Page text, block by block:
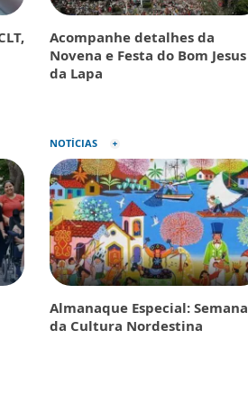
Acompanhe detalhes da
Novena e Festa do Bom Jesus
da Lapa
NOTÍCIAS
Almanaque Especial: Semana
da Cultura Nordestina